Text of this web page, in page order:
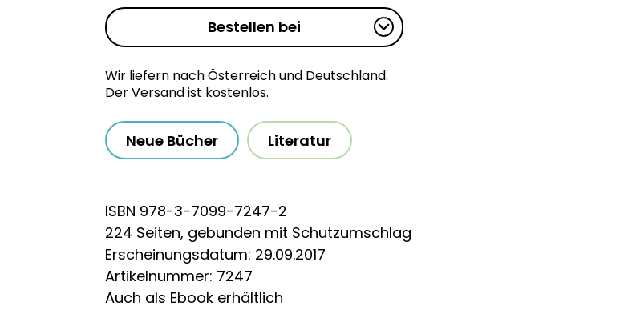
Bestellen bei
Wir liefern nach Österreich und Deutschland.
Der Versand ist kostenlos.
Neue Bücher Literatur
ISBN 978-3-7099-7247-2
224 Seiten, gebunden mit Schutzumschlag
Erscheinungsdatum: 29.09.2017
Artikelnummer: 7247
Auch als Ebook erhältlich